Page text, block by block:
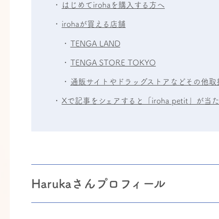
はじめてirohaを購入する方へ
irohaが買える店舗
TENGA LAND
TENGA STORE TOKYO
通販サイトやドラッグストアなどその他取
Xで記事をシェアすると「iroha petit」が当
Harukaさんプロフィール